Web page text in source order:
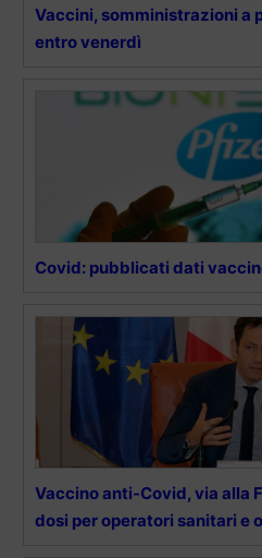
Vaccini, somministrazioni a
entro venerdì
Covid: pubblicati dati
Vaccino anti-Covid, via alla
dosi per operatori sanitari e